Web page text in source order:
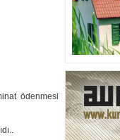
ödenmesi